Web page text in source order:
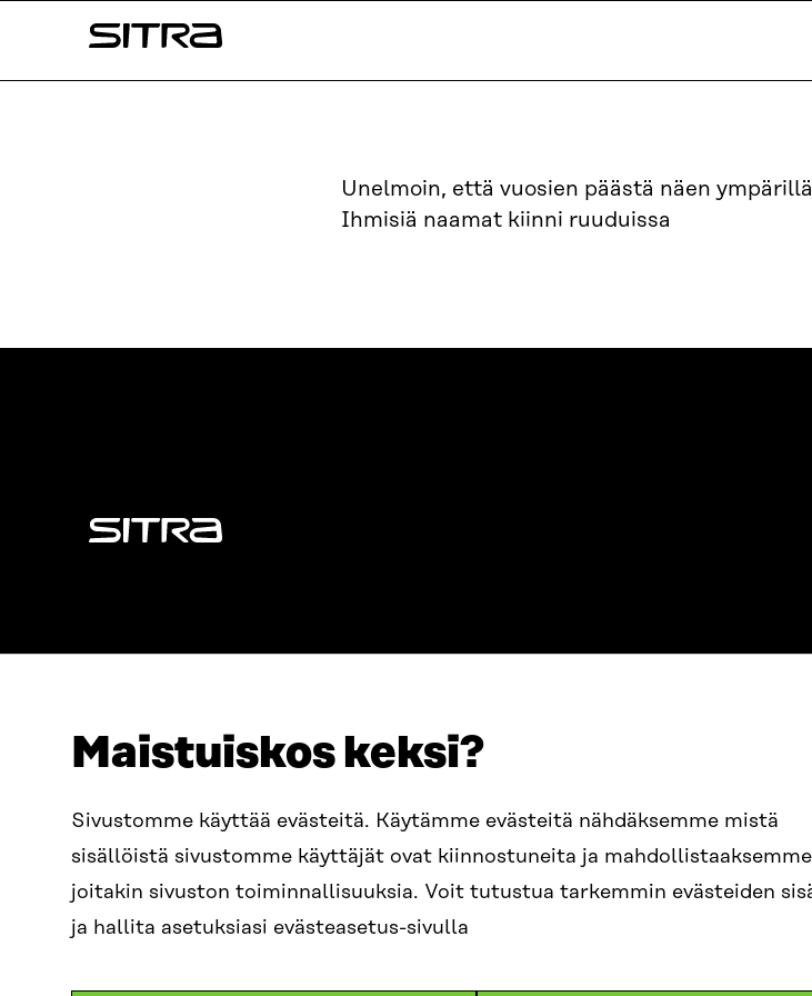
Maistuiskos keksi?
Sivustomme käyttää evästeitä. Käytämme evästeitä nähdäksemme mistä
sisällöistä sivustomme käyttäjät ovat kiinnostuneita ja mahdollistaaksemme
joitakin sivuston toiminnallisuuksia. Voit tutustua tarkemmin evästeiden
ja hallita asetuksiasi evästeasetus-sivulla
sisältöön
Sitra
Unelmoin, että vuosien päästä näen
Ihmisiä naamat kiinni ruuduissa
Sitra
Itämerenkatu 11-13, PL 160,
00181 Helsinki
Saapumisohjeet
Y-TUNNUS
+358 294 618 991
SÄHKÖPOSTI
etunimi.sukunimi@sitra.fi